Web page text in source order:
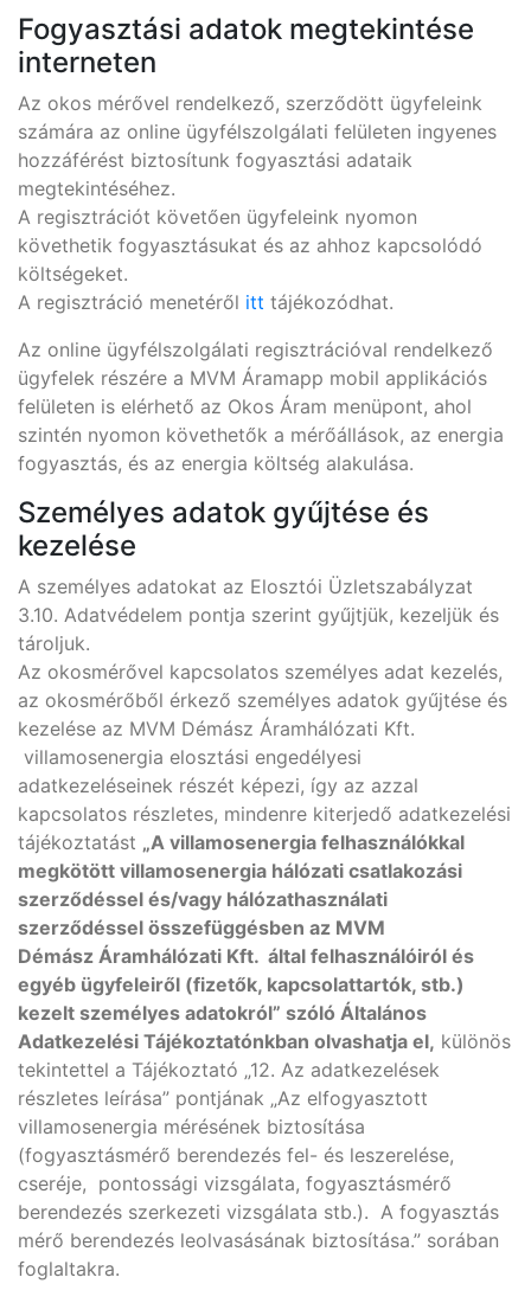
Fogyasztási adatok megtekintése
interneten
Az okos mérővel rendelkező, szerződött ügyfeleink
számára az online ügyfélszolgálati felületen ingyenes
hozzáférést biztosítunk fogyasztási adataik
megtekintéséhez.
A regisztrációt követően ügyfeleink nyomon
követhetik fogyasztásukat és az ahhoz kapcsolódó
költségeket.
A regisztráció menetéről itt tájékozódhat.
Az online ügyfélszolgálati regisztrációval rendelkező
ügyfelek részére a MVM Áramapp mobil applikációs
felületen is elérhető az Okos Áram menüpont, ahol
szintén nyomon követhetők a mérőállások, az energia
fogyasztás, és az energia költség alakulása.
Személyes adatok gyűjtése és
kezelése
A személyes adatokat az Elosztói Üzletszabályzat
3.10. Adatvédelem pontja szerint gyűjtjük, kezeljük és
tároljuk.
Az okosmérővel kapcsolatos személyes adat kezelés,
az okosmérőből érkező személyes adatok gyűjtése és
kezelése az MVM Démász Áramhálózati Kft.
villamosenergia elosztási engedélyesi
adatkezeléseinek részét képezi, így az azzal
kapcsolatos részletes, mindenre kiterjedő adatkezelési
tájékoztatást „A villamosenergia felhasználókkal
megkötött villamosenergia hálózati csatlakozási
szerződéssel és/vagy hálózathasználati
szerződéssel összefüggésben az MVM
Démász Áramhálózati Kft. által felhasználóiról és
egyéb ügyfeleiről (fizetők, kapcsolattartók, stb.)
kezelt személyes adatokról” szóló Általános
Adatkezelési Tájékoztatónkban olvashatja el, különös
tekintettel a Tájékoztató „12. Az adatkezelések
részletes leírása” pontjának „Az elfogyasztott
villamosenergia mérésének biztosítása
(fogyasztásmérő berendezés fel- és leszerelése,
cseréje, pontossági vizsgálata, fogyasztásmérő
berendezés szerkezeti vizsgálata stb.). A fogyasztás
mérő berendezés leolvasásának biztosítása.” sorában
foglaltakra.